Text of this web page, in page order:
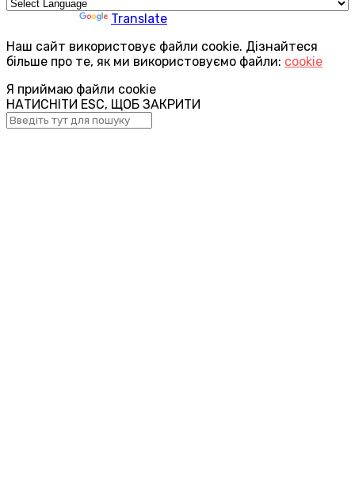
Translate
Наш сайт використовує файли cookie. Дізнайтеся
більше про те, як ми використовуємо файли: cookie
Я приймаю файли cookie
НАТИСНІТИ ESC, ЩОБ ЗАКРИТИ